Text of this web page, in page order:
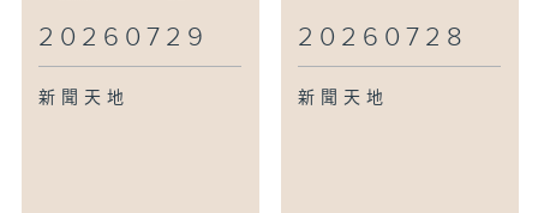
20260729
新聞天地
20260728
新聞天地